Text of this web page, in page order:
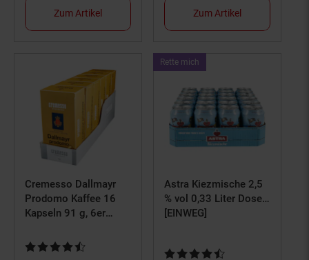
Zum Artikel Zum Artikel
Cremesso Dallmayr
Prodomo Kaffee 16
Kapseln 91 g, 6er
Kundenbewertung: 4,67 von 5 Sternen
Astra Kiezmische 2,5
% vol 0,33 Liter Dose,
24er Pack
[EINWEG]
Kundenbewertung: 4,73 von 5
Rette mich
ArtikelRette